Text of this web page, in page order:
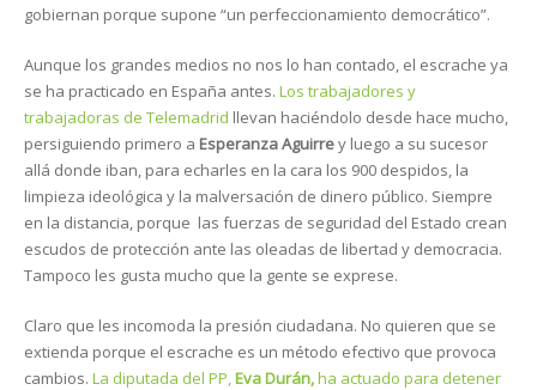
gobiernan porque supone “un perfeccionamiento democrático”.
Aunque los grandes medios no nos lo han contado, el escrache ya
se ha practicado en España antes. Los trabajadores y
trabajadoras de Telemadrid llevan haciéndolo desde hace mucho,
persiguiendo primero a Esperanza Aguirrey luego a su sucesor
allá donde iban, para echarles en la cara los 900 despidos, la
limpieza ideológica y la malversación de dinero público. Siempre
en la distancia, porque las fuerzas de seguridad del Estado crean
escudos de protección ante las oleadas de libertad y democracia.
Tampoco les gusta mucho que la gente se exprese.
Claro que les incomoda la presión ciudadana. No quieren que se
extienda porque el escrache es un método efectivo que provoca
cambios. La diputada del PP,Eva Durán,ha actuado para detener